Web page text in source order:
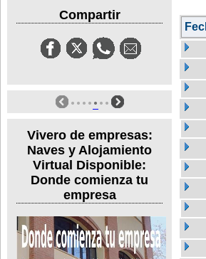
Compartir
Vivero de empresas:
Naves y Alojamiento
Virtual Disponible:
Donde comienza tu
empresa